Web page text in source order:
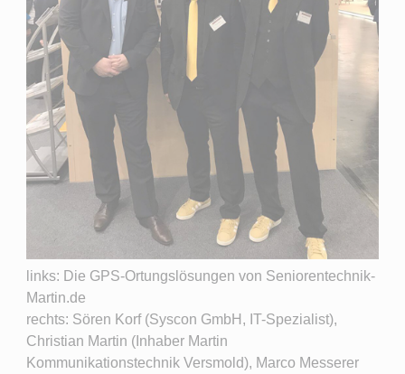
links: Die GPS-Ortungslösungen von Seniorentechnik-
Martin.de
rechts: Sören Korf (Syscon GmbH, IT-Spezialist),
Christian Martin (Inhaber Martin
Kommunikationstechnik Versmold), Marco Messerer